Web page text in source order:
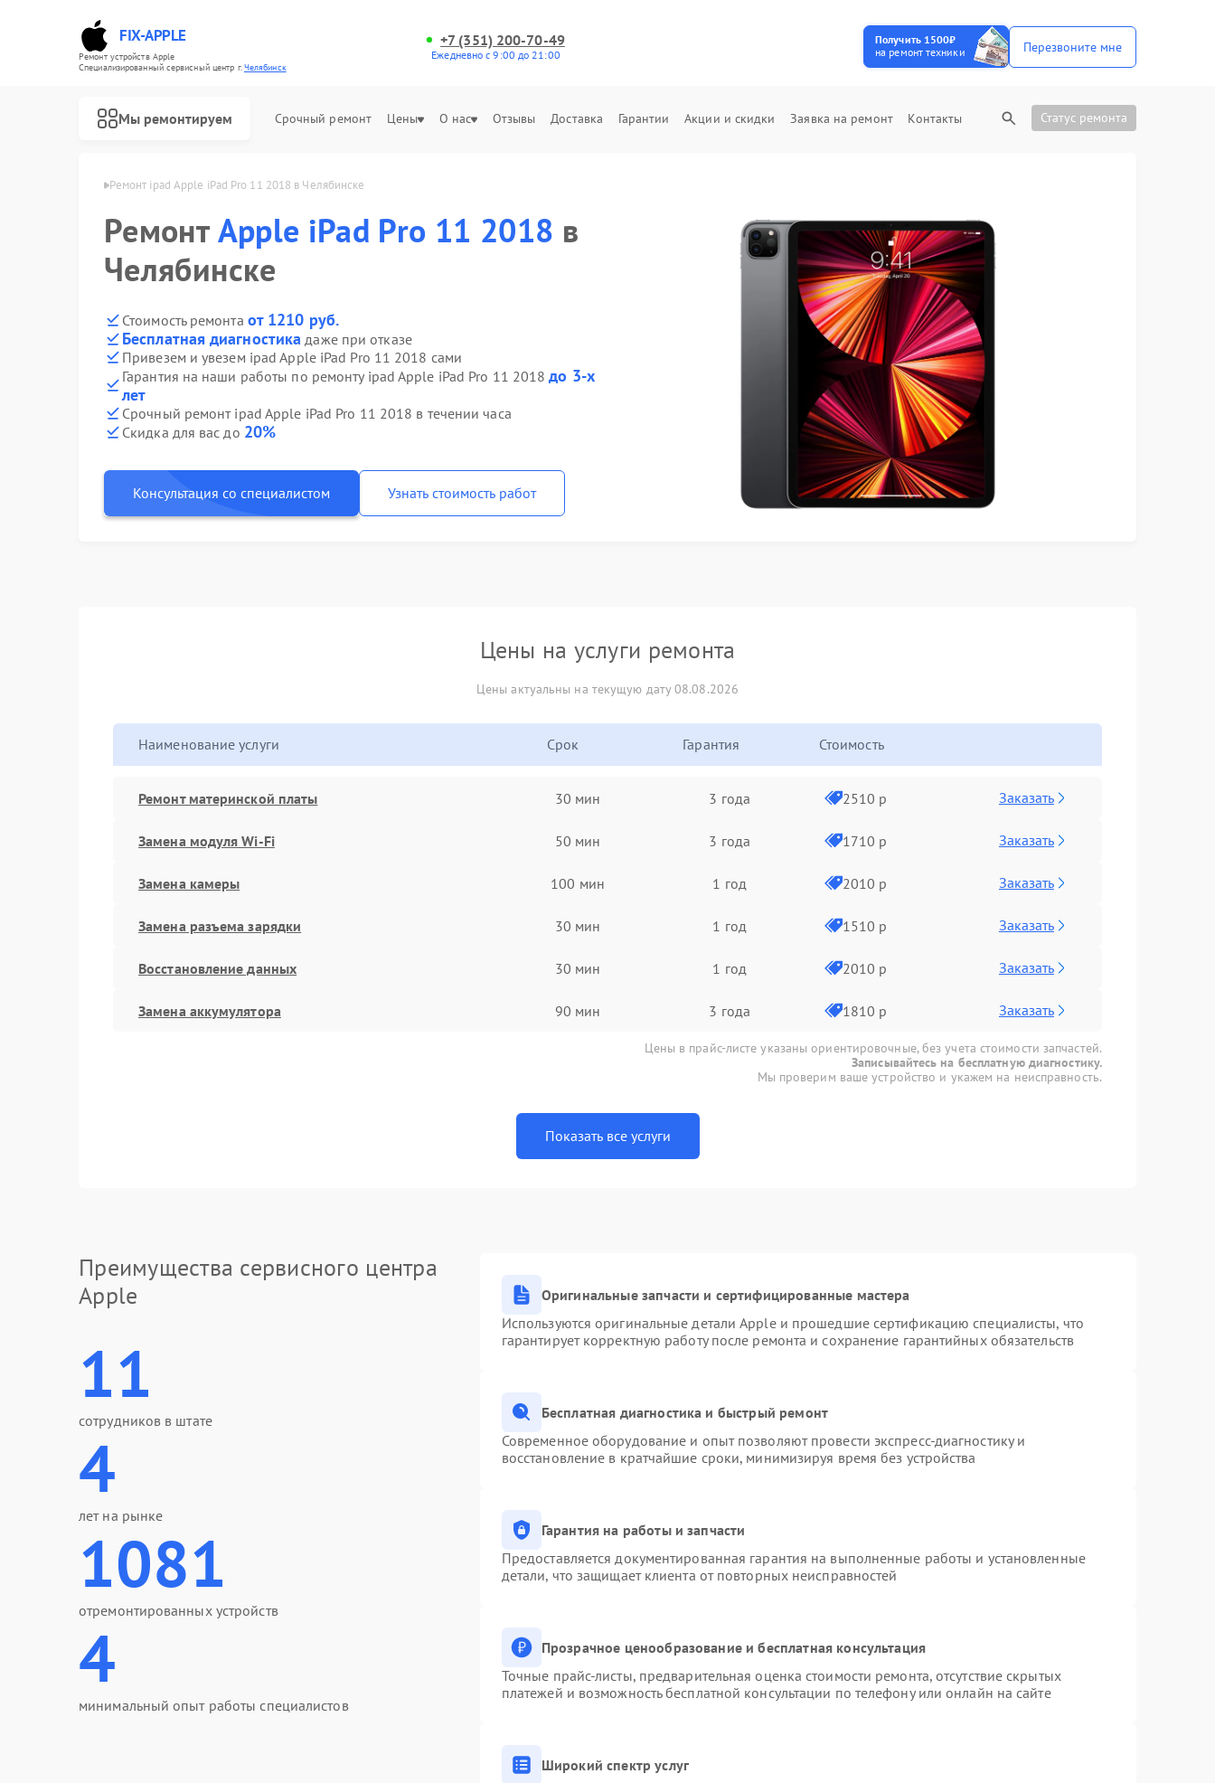
FIX-APPLE
Ремонт устройств Apple
Специализированный cервисный центр г.Челябинск
+7 (351) 200-70-49
Ежедневно с 9:00 до 21:00
Получить 1500₽
на ремонт техники
Перезвоните мне
Мы ремонтируем Срочный ремонт Цены О нас Отзывы Доставка Гарантии Акции и скидки Заявка на ремонт Контакты Статус ремонта
Ремонт ipad Apple iPad Pro 11 2018 в Челябинске
РемонтApple iPad Pro 11 2018 в
Челябинске
Стоимость ремонта от 1210 руб.
Бесплатная диагностика даже при отказе
Привезем и увезем ipad Apple iPad Pro 11 2018 сами
Гарантия на наши работы по ремонту ipad Apple iPad Pro 11 2018до 3-х
лет
Срочный ремонт ipad Apple iPad Pro 11 2018 в течении часа
Скидка для вас до 20%
Консультация со специалистом Узнать стоимость работ
Цены на услуги ремонта
Цены актуальны на текущую дату 08.08.2026
Наименование услуги Срок Гарантия Стоимость
Ремонт материнской платы 30 мин 3 года 2510 р Заказать
Замена модуля Wi-Fi 50 мин 3 года 1710 р Заказать
Замена камеры 100 мин 1 год 2010 р Заказать
Замена разъема зарядки 30 мин 1 год 1510 р Заказать
Восстановление данных 30 мин 1 год 2010 р Заказать
Замена аккумулятора 90 мин 3 года 1810 р Заказать
Цены в прайс-листе указаны ориентировочные, без учета стоимости запчастей.
Записывайтесь на бесплатную диагностику.
Мы проверим ваше устройство и укажем на неисправность.
Показать все услуги
Преимущества сервисного центра
Apple
11
сотрудников в штате
4
лет на рынке
1081
отремонтированных устройств
4
минимальный опыт работы специалистов
Оригинальные запчасти и сертифицированные мастера
Используются оригинальные детали Apple и прошедшие сертификацию специалисты, что
гарантирует корректную работу после ремонта и сохранение гарантийных обязательств
Бесплатная диагностика и быстрый ремонт
Современное оборудование и опыт позволяют провести экспресс-диагностику и
восстановление в кратчайшие сроки, минимизируя время без устройства
Гарантия на работы и запчасти
Предоставляется документированная гарантия на выполненные работы и установленные
детали, что защищает клиента от повторных неисправностей
Прозрачное ценообразование и бесплатная консультация
Точные прайс-листы, предварительная оценка стоимости ремонта, отсутствие скрытых
платежей и возможность бесплатной консультации по телефону или онлайн на сайте
Широкий спектр услуг